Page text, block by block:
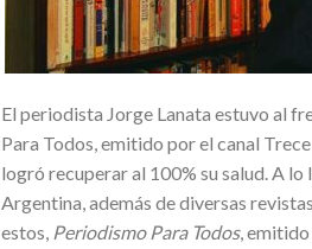
El periodista Jorge Lanata estuvo al
Para Todos, emitido por el canal
logró recuperar al 100% su salud. A
Argentina, además de diversas
estos, Periodismo Para Todos,